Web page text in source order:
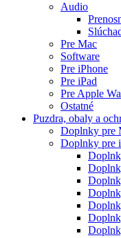
Audio
Pre Mac
Software
Pre iPhone
Pre iPad
Pre Apple
Ostatné
Puzdra, obaly a
Doplnky pre
Doplnky pre